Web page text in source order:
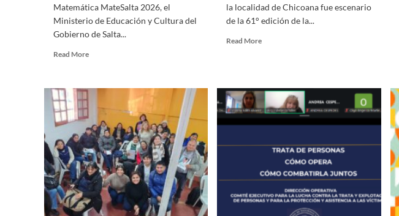
Matemática MateSalta 2026, el
Ministerio de Educación y Cultura del
Gobierno de Salta...
Read More
la localidad de Chicoana fue escenario
de la 61° edición de la...
Read More